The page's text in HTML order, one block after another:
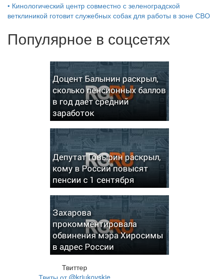
• Кинологический центр совместно с зеленоградской
ветклиникой готовит служебных собак для работы в зоне СВО
Популярное в соцсетях
Доцент Балынин раскрыл,
сколько пенсионных баллов
в год дает средний
заработок
Депутат Говырин раскрыл,
кому в России повысят
пенсии с 1 сентября
Захарова
прокомментировала
обвинения мэра Хиросимы
в адрес России
Твиттер
Твиты от @kriukovskie